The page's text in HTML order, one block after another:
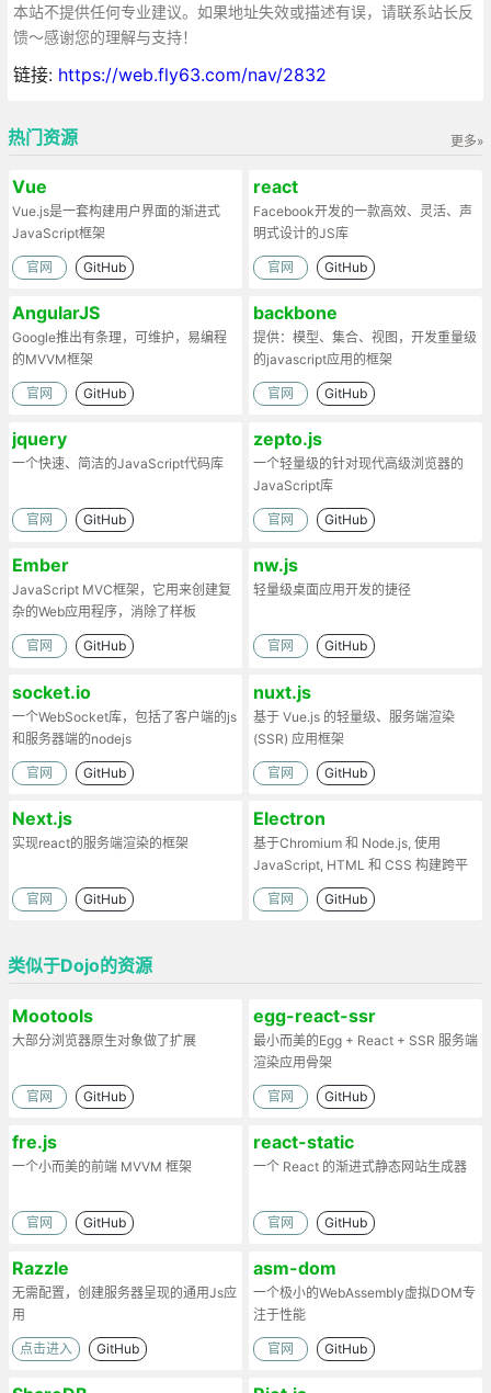
本站不提供任何专业建议。如果地址失效或描述有误，请联系站长反
馈～感谢您的理解与支持！
链接: https://web.fly63.com/nav/2832
更多»
热门资源
Vue
Vue.js是一套构建用户界面的渐进式
JavaScript框架
官网 GitHub
react
Facebook开发的一款高效、灵活、声
明式设计的JS库
官网 GitHub
AngularJS
Google推出有条理，可维护，易编程
的MVVM框架
官网 GitHub
backbone
提供：模型、集合、视图，开发重量级
的javascript应用的框架
官网 GitHub
jquery
一个快速、简洁的JavaScript代码库
官网 GitHub
zepto.js
一个轻量级的针对现代高级浏览器的
JavaScript库
官网 GitHub
Ember
JavaScript MVC框架，它用来创建复
杂的Web应用程序，消除了样板
官网 GitHub
nw.js
轻量级桌面应用开发的捷径
官网 GitHub
socket.io
一个WebSocket库，包括了客户端的js
和服务器端的nodejs
官网 GitHub
nuxt.js
基于 Vue.js 的轻量级、服务端渲染
(SSR) 应用框架
官网 GitHub
Next.js
实现react的服务端渲染的框架
官网 GitHub
Electron
基于Chromium 和 Node.js, 使用
JavaScript, HTML 和 CSS 构建跨平
台的桌面应用
官网 GitHub
类似于Dojo的资源
Mootools
大部分浏览器原生对象做了扩展
官网 GitHub
egg-react-ssr
最小而美的Egg + React + SSR 服务端
渲染应用骨架
官网 GitHub
fre.js
一个小而美的前端 MVVM 框架
官网 GitHub
react-static
一个 React 的渐进式静态网站生成器
官网 GitHub
Razzle
无需配置，创建服务器呈现的通用Js应
用
点击进入 GitHub
asm-dom
一个极小的WebAssembly虚拟DOM专
注于性能
官网 GitHub